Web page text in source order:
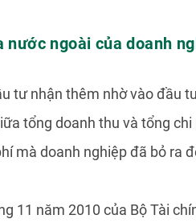
ngoài của doanh
tư nhận thêm nhờ vào đầu
tổng doanh thu và tổng
mà doanh nghiệp đã bỏ ra
11 năm 2010 của Bộ Tài